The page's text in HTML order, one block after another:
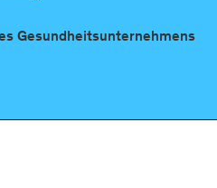
Gesundheitsunternehmens